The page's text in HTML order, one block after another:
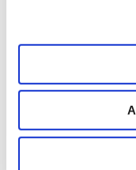
Realtime S2S,
gängigen